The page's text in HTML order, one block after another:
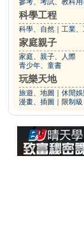
參考、考試、教科
科學工程
科學、自然 工業、
家庭親子
家庭、親子、人際
青少年、童書
玩樂天地
旅遊、地圖
休閒
漫畫、插圖
限制級